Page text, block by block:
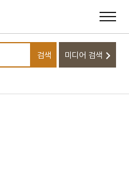
검색어를 입력하세요
검색 미디어 검색